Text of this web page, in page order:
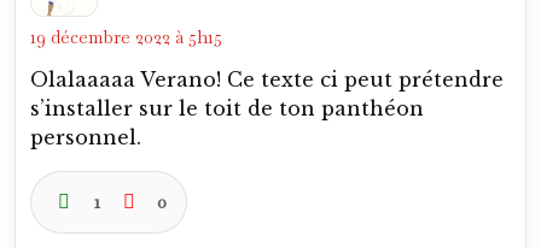
AC?
0 0
Connectez-vous pour répondre
calciocalabria